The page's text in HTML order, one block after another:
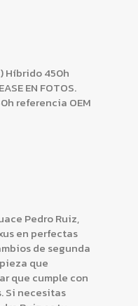
Híbrido 450h
EN FOTOS.
referencia OEM
Pedro Ruiz,
en perfectas
de segunda
que
que cumple con
Si necesitas